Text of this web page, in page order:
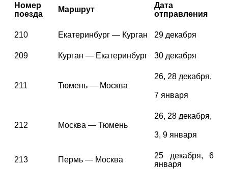
Номер
поезда
Маршрут
Дата
отправления
210 Екатеринбург — Курган 29 декабря
209 Курган — Екатеринбург 30 декабря
211 Тюмень — Москва
26, 28 декабря,
7 января
212 Москва — Тюмень
26, 28 декабря,
3, 9 января
213 Пермь — Москва
25 декабря, 6
января